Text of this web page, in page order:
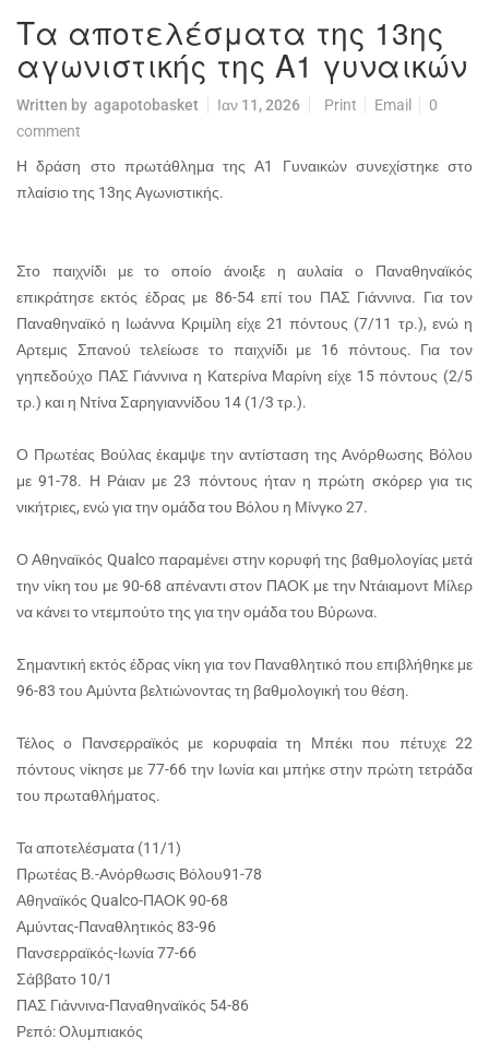
Τα αποτελέσματα της 13ης
αγωνιστικής της Α1 γυναικών
Written by agapotobasket Ιαν 11, 2026 Print Email
0
comment
Η δράση στο πρωτάθλημα της Α1 Γυναικών συνεχίστηκε στο
πλαίσιο της 13ης Αγωνιστικής.
Στο παιχνίδι με το οποίο άνοιξε η αυλαία ο Παναθηναϊκός
επικράτησε εκτός έδρας με 86-54 επί του ΠΑΣ Γιάννινα. Για τον
Παναθηναϊκό η Ιωάννα Κριμίλη είχε 21 πόντους (7/11 τρ.), ενώ η
Αρτεμις Σπανού τελείωσε το παιχνίδι με 16 πόντους. Για τον
γηπεδούχο ΠΑΣ Γιάννινα η Κατερίνα Μαρίνη είχε 15 πόντους (2/5
τρ.) και η Ντίνα Σαρηγιαννίδου 14 (1/3 τρ.).
Ο Πρωτέας Βούλας έκαμψε την αντίσταση της Ανόρθωσης Βόλου
με 91-78. Η Ράιαν με 23 πόντους ήταν η πρώτη σκόρερ για τις
νικήτριες, ενώ για την ομάδα του Βόλου η Μίνγκο 27.
Ο Αθηναϊκός Qualco παραμένει στην κορυφή της βαθμολογίας μετά
την νίκη του με 90-68 απέναντι στον ΠΑΟΚ με την Ντάιαμοντ Μίλερ
να κάνει το ντεμπούτο της για την ομάδα του Βύρωνα.
Σημαντική εκτός έδρας νίκη για τον Παναθλητικό που επιβλήθηκε με
96-83 του Αμύντα βελτιώνοντας τη βαθμολογική του θέση.
Τέλος ο Πανσερραϊκός με κορυφαία τη Μπέκι που πέτυχε 22
πόντους νίκησε με 77-66 την Ιωνία και μπήκε στην πρώτη τετράδα
του πρωταθλήματος.
Τα αποτελέσματα (11/1)
Πρωτέας Β.-Ανόρθωσις Βόλου91-78
Αθηναϊκός Qualco-ΠΑΟΚ 90-68
Αμύντας-Παναθλητικός 83-96
Πανσερραϊκός-Ιωνία 77-66
Σάββατο 10/1
ΠΑΣ Γιάννινα-Παναθηναϊκός 54-86
Ρεπό: Ολυμπιακός